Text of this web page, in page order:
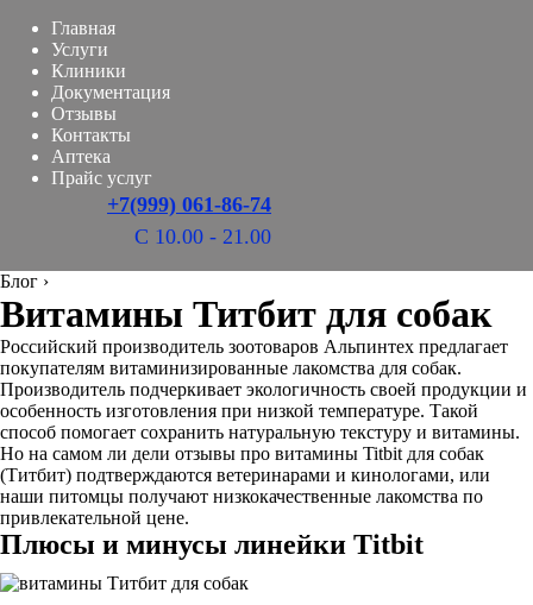
Главная
Услуги
Клиники
Документация
Отзывы
Контакты
Аптека
Прайс услуг
+7(999) 061-86-74
С 10.00 - 21.00
Блог ›
Витамины Титбит для собак
Российский производитель зоотоваров Альпинтех предлагает
покупателям витаминизированные лакомства для собак.
Производитель подчеркивает экологичность своей продукции и
особенность изготовления при низкой температуре. Такой
способ помогает сохранить натуральную текстуру и витамины.
Но на самом ли дели отзывы про витамины Titbit для собак
(Титбит) подтверждаются ветеринарами и кинологами, или
наши питомцы получают низкокачественные лакомства по
привлекательной цене.
Плюсы и минусы линейки Titbit